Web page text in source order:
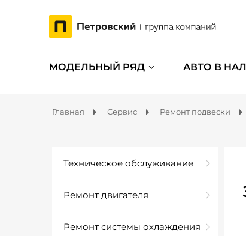
МОДЕЛЬНЫЙ РЯД АВТО В
Главная Сервис Ремонт подвески
Техническое обслуживание
Ремонт двигателя
Ремонт системы охлаждения